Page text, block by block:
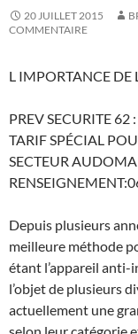
20 JUILLET 2015
COMMENTAIRE
L IMPORTANCE DE
PREV SECURITE 62 :
TARIF SPÉCIAL
SECTEUR
Depuis plusieurs
meilleure méthode
étant l’appareil anti-
l’objet de plusieurs
actuellement une
selon leur catégorie